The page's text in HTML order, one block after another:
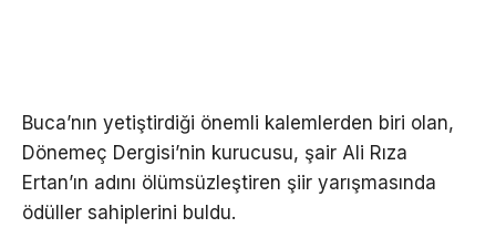
Buca’nın yetiştirdiği önemli kalemlerden biri olan,
Dönemeç Dergisi’nin kurucusu, şair Ali Rıza
Ertan’ın adını ölümsüzleştiren şiir yarışmasında
ödüller sahiplerini buldu.